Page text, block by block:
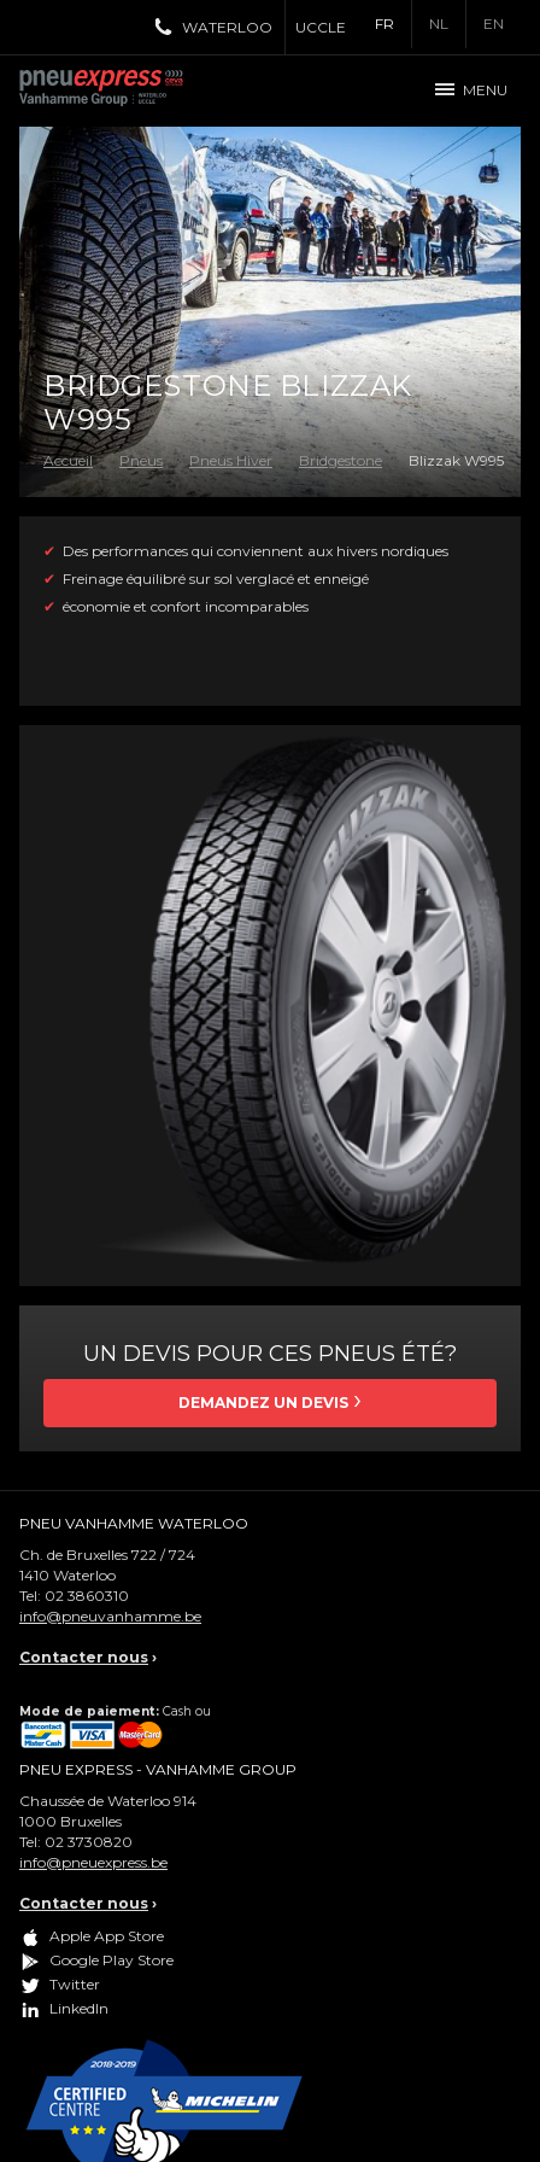
FR NL EN
WATERLOO UCCLE
MENU
BRIDGESTONE BLIZZAK
W995
Accueil Pneus Pneus Hiver Bridgestone Blizzak W995
Des performances qui conviennent aux hivers nordiques
Freinage équilibré sur sol verglacé et enneigé
économie et confort incomparables
UN DEVIS POUR CES PNEUS ÉTÉ?
DEMANDEZ UN DEVIS
PNEU VANHAMME WATERLOO
Ch. de Bruxelles 722 / 724
1410 Waterloo
Tel: 02 3860310
info@pneuvanhamme.be
Contacter nous ›
Mode de paiement: Cash ou
PNEU EXPRESS - VANHAMME GROUP
Chaussée de Waterloo 914
1000 Bruxelles
Tel: 02 3730820
info@pneuexpress.be
Contacter nous ›
Apple App Store
Google Play Store
Twitter
LinkedIn